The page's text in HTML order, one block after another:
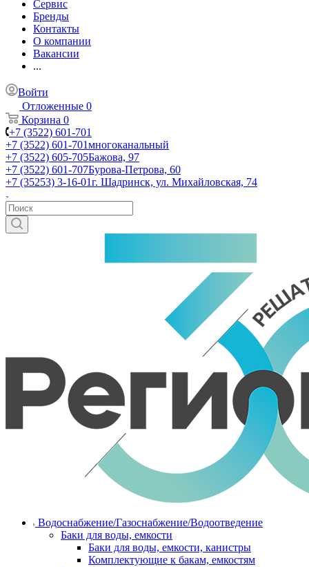
Сервис
Бренды
Контакты
О компании
Вакансии
...
Войти
Отложенные 0
Корзина 0
+7 (3522) 601-701
+7 (3522) 601-701многоканальный
+7 (3522) 605-705Бажова, 97
+7 (3522) 601-707Бурова-Петрова, 60
+7 (35253) 3-16-01г. Шадринск, ул. Михайловская, 74
Водоснабжение/Газоснабжение/Водоотведение
Баки для воды, емкости
Баки для воды, емкости, канистры
Комплектующие к бакам, емкостям